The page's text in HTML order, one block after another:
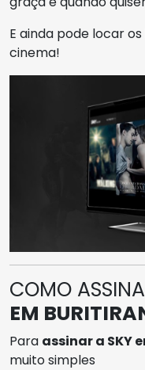
E ainda pode locar
cinema!
COMO
EM
Para assinar a SKY
muito simples